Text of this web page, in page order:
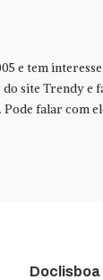
e tem
site Trendy e
Pode falar com